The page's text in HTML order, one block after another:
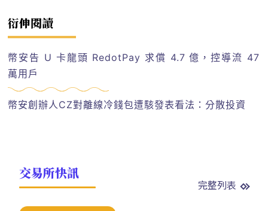
衍伸閱讀
幣安告 U 卡龍頭 RedotPay 求償 4.7 億，控導流 47
萬用戶
幣安創辦人CZ對離線冷錢包遭駭發表看法：分散投資
交易所快訊
完整列表